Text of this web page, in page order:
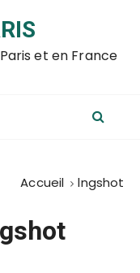
et en France
Accueil lngshot